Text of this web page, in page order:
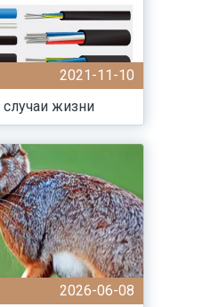
2021-11-10
жизни
2026-06-08